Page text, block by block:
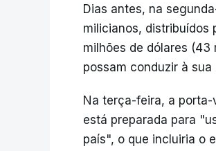
Dias antes, na
milicianos, distribuídos
milhões de dólares (43
possam conduzir à sua
Na terça-feira, a porta-
está preparada para
país", o que incluiria o